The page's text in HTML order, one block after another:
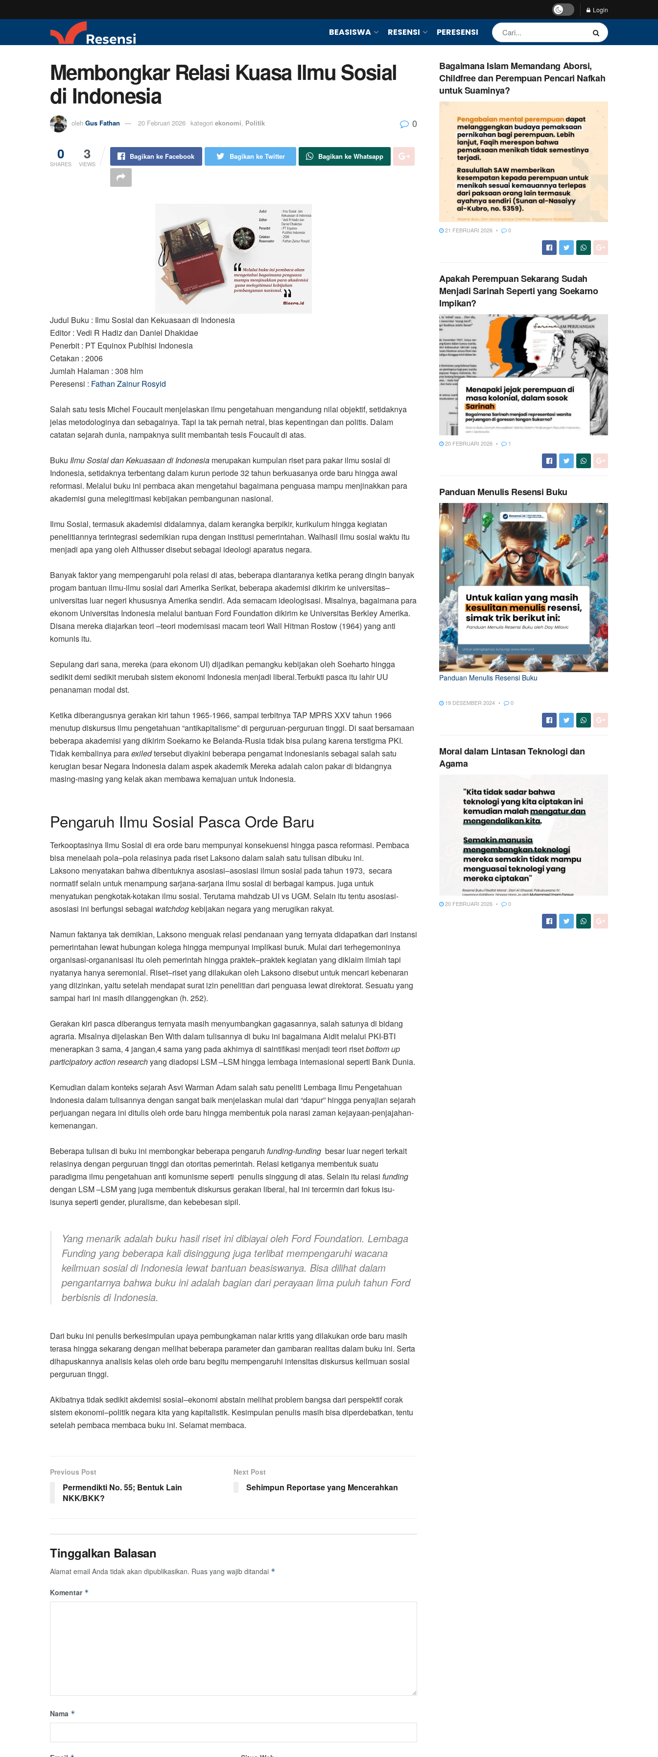
Login
BEASISWA RESENSI PERESENSI
Membongkar Relasi Kuasa Ilmu Sosial
di Indonesia
oleh Gus Fathan 20 Februari 2026 kategori ekonomi, Politik 0
0
SHARES
3
VIEWS
Bagikan ke Facebook Bagikan ke Twitter Bagikan ke Whatsapp
Judul Buku : Ilmu Sosial dan Kekuasaan di Indonesia
Editor : Vedi R Hadiz dan Daniel Dhakidae
Penerbit : PT Equinox Publhisi Indonesia
Cetakan : 2006
Jumlah Halaman : 308 hlm
Peresensi : Fathan Zainur Rosyid
Salah satu tesis Michel Foucault menjelaskan ilmu pengetahuan mengandung nilai objektif, setidaknya
jelas metodologinya dan sebagainya. Tapi ia tak pernah netral, bias kepentingan dan politis. Dalam
catatan sejarah dunia, nampaknya sulit membantah tesis Foucault di atas.
Buku Ilmu Sosial dan Kekuasaan di Indonesia merupakan kumpulan riset para pakar ilmu sosial di
Indonesia, setidaknya terbentang dalam kurun periode 32 tahun berkuasanya orde baru hingga awal
reformasi. Melalui buku ini pembaca akan mengetahui bagaimana penguasa mampu menjinakkan para
akademisi guna melegitimasi kebijakan pembangunan nasional.
Ilmu Sosial, termasuk akademisi didalamnya, dalam kerangka berpikir, kurikulum hingga kegiatan
penelitiannya terintegrasi sedemikian rupa dengan institusi pemerintahan. Walhasil ilmu sosial waktu itu
menjadi apa yang oleh Althusser disebut sebagai ideologi aparatus negara.
Banyak faktor yang mempengaruhi pola relasi di atas, beberapa diantaranya ketika perang dingin banyak
progam bantuan ilmu-ilmu sosial dari Amerika Serikat, beberapa akademisi dikirim ke universitas–
universitas luar negeri khususnya Amerika sendiri. Ada semacam ideologisasi. Misalnya, bagaimana para
ekonom Universitas Indonesia melalui bantuan Ford Foundation dikirim ke Universitas Berkley Amerika.
Disana mereka diajarkan teori –teori modernisasi macam teori Wall Hitman Rostow (1964) yang anti
komunis itu.
Sepulang dari sana, mereka (para ekonom UI) dijadikan pemangku kebijakan oleh Soeharto hingga
sedikit demi sedikit merubah sistem ekonomi Indonesia menjadi liberal.Terbukti pasca itu lahir UU
penanaman modal dst.
Ketika diberangusnya gerakan kiri tahun 1965-1966, sampai terbitnya TAP MPRS XXV tahun 1966
menutup diskursus ilmu pengetahuan “antikapitalisme” di perguruan-perguruan tinggi. Di saat bersamaan
beberapa akademisi yang dikirim Soekarno ke Belanda-Rusia tidak bisa pulang karena terstigma PKI.
Tidak kembalinya paraexiledtersebut diyakini beberapa pengamat indonesianis sebagai salah satu
kerugian besar Negara Indonesia dalam aspek akademik Mereka adalah calon pakar di bidangnya
masing-masing yang kelak akan membawa kemajuan untuk Indonesia.
Pengaruh Ilmu Sosial Pasca Orde Baru
Terkooptasinya Ilmu Sosial di era orde baru mempunyai konsekuensi hingga pasca reformasi. Pembaca
bisa menelaah pola–pola relasinya pada riset Laksono dalam salah satu tulisan dibuku ini.
Laksono menyatakan bahwa dibentuknya asosiasi–asosiasi ilmun sosial pada tahun 1973, secara
normatif selain untuk menampung sarjana-sarjana ilmu sosial di berbagai kampus. juga untuk
menyatukan pengkotak-kotakan ilmu sosial. Terutama mahdzab UI vs UGM. Selain itu tentu asosiasi-
asosiasi ini berfungsi sebagai watchdog kebijakan negara yang merugikan rakyat.
Namun faktanya tak demikian, Laksono menguak relasi pendanaan yang ternyata didapatkan dari instansi
pemerintahan lewat hubungan kolega hingga mempunyai implikasi buruk. Mulai dari terhegemoninya
organisasi-organanisasi itu oleh pemerintah hingga praktek–praktek kegiatan yang diklaim ilmiah tapi
nyatanya hanya seremonial. Riset–riset yang dilakukan oleh Laksono disebut untuk mencari kebenaran
yang diizinkan, yaitu setelah mendapat surat izin penelitian dari penguasa lewat direktorat. Sesuatu yang
sampai hari ini masih dilanggengkan (h. 252).
Gerakan kiri pasca diberangus ternyata masih menyumbangkan gagasannya, salah satunya di bidang
agraria. Misalnya dijelaskan Ben With dalam tulisannya di buku ini bagaimana Aidit melalui PKI-BTI
menerapkan 3 sama, 4 jangan,4 sama yang pada akhirnya di saintifikasi menjadi teori risetbottom up
participatory action researchyang diadopsi LSM –LSM hingga lembaga internasional seperti Bank Dunia.
Kemudian dalam konteks sejarah Asvi Warman Adam salah satu peneliti Lembaga Ilmu Pengetahuan
Indonesia dalam tulisannya dengan sangat baik menjelaskan mulai dari “dapur” hingga penyajian sejarah
perjuangan negara ini ditulis oleh orde baru hingga membentuk pola narasi zaman kejayaan-penjajahan-
kemenangan.
Beberapa tulisan di buku ini membongkar beberapa pengaruh funding-funding besar luar negeri terkait
relasinya dengan perguruan tinggi dan otoritas pemerintah. Relasi ketiganya membentuk suatu
paradigma ilmu pengetahuan anti komunisme seperti penulis singgung di atas. Selain itu relasi funding
dengan LSM –LSM yang juga membentuk diskursus gerakan liberal, hal ini tercermin dari fokus isu-
isunya seperti gender, pluralisme, dan kebebesan sipil.
Yang menarik adalah buku hasil riset ini dibiayai oleh Ford Foundation. Lembaga
Funding yang beberapa kali disinggung juga terlibat mempengaruhi wacana
keilmuan sosial di Indonesia lewat bantuan beasiswanya. Bisa dilihat dalam
pengantarnya bahwa buku ini adalah bagian dari perayaan lima puluh tahun Ford
berbisnis di Indonesia.
Dari buku ini penulis berkesimpulan upaya pembungkaman nalar kritis yang dilakukan orde baru masih
terasa hingga sekarang dengan melihat beberapa parameter dan gambaran realitas dalam buku ini. Serta
dihapuskannya analisis kelas oleh orde baru begitu mempengaruhi intensitas diskursus keilmuan sosial
perguruan tinggi.
Akibatnya tidak sedikit akdemisi sosial–ekonomi abstain melihat problem bangsa dari perspektif corak
sistem ekonomi–politik negara kita yang kapitalistik. Kesimpulan penulis masih bisa diperdebatkan, tentu
setelah pembaca membaca buku ini. Selamat membaca.
Previous Post
Permendikti No. 55; Bentuk Lain
NKK/BKK?
Next Post
Sehimpun Reportase yang Mencerahkan
Tinggalkan Balasan
Alamat email Anda tidak akan dipublikasikan. Ruas yang wajib ditandai *
Komentar *
Nama *
Bagaimana Islam Memandang Aborsi,
Childfree dan Perempuan Pencari Nafkah
untuk Suaminya?
21 FEBRUARI 2026 0
Apakah Perempuan Sekarang Sudah
Menjadi Sarinah Seperti yang Soekarno
Impikan?
20 FEBRUARI 2026 1
Panduan Menulis Resensi Buku
Panduan Menulis Resensi Buku
19 DESEMBER 2024 0
Moral dalam Lintasan Teknologi dan
Agama
20 FEBRUARI 2026 0